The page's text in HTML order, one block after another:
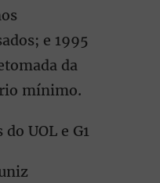
e 1995
da
mínimo.
UOL e G1